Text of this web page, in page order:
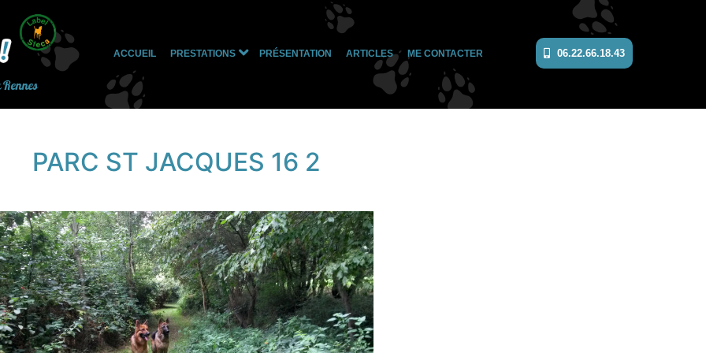
ACCUEIL PRESTATIONS
Ouvrir
menu
PRÉSENTATION ARTICLES ME CONTACTER 06.22.66.18.43
PARC ST JACQUES 16 2